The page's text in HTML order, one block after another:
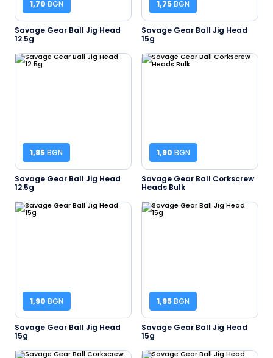
1,70 BGN
Savage Gear Ball Jig Head
12.5g
1,75BGN
Savage Gear Ball Jig Head
15g
1,85BGN
Savage Gear Ball Jig Head
12.5g
1,90 BGN
Savage Gear Ball Corkscrew
Heads Bulk
1,90 BGN
Savage Gear Ball Jig Head
15g
1,95BGN
Savage Gear Ball Jig Head
15g